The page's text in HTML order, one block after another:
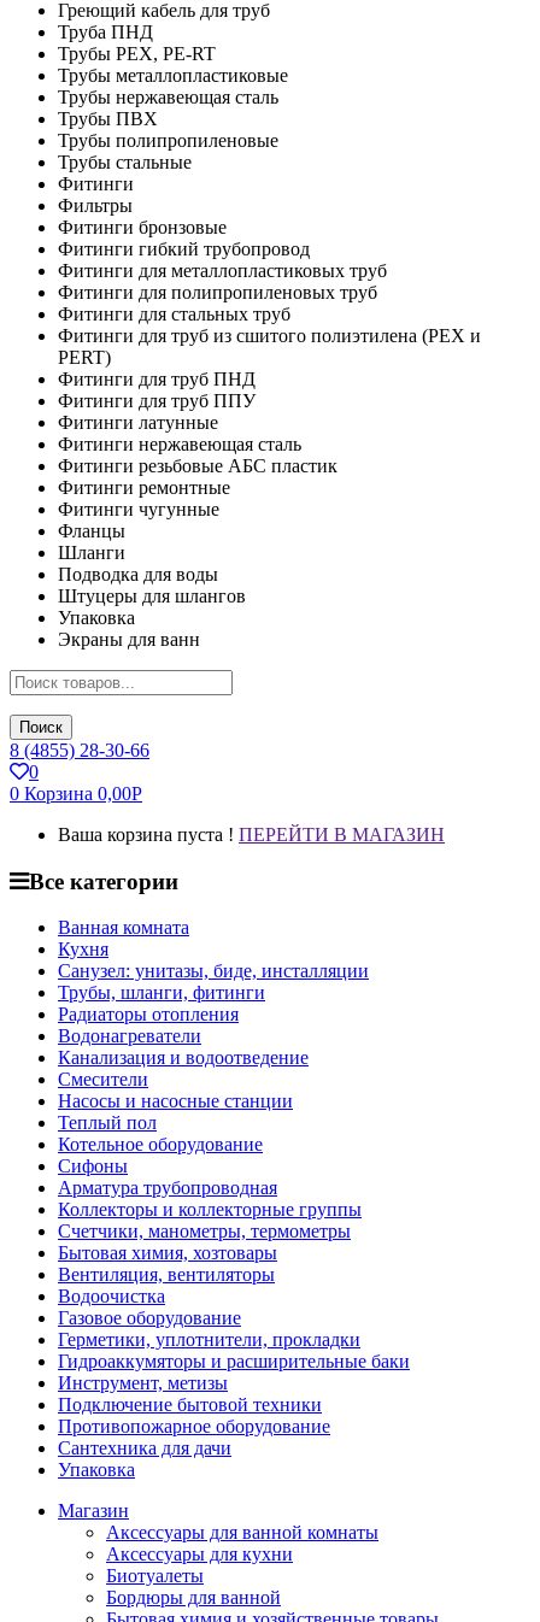
Греющий кабель для труб
Труба ПНД
Трубы PEX, PE-RT
Трубы металлопластиковые
Трубы нержавеющая сталь
Трубы ПВХ
Трубы полипропиленовые
Трубы стальные
Фитинги
Фильтры
Фитинги бронзовые
Фитинги гибкий трубопровод
Фитинги для металлопластиковых труб
Фитинги для полипропиленовых труб
Фитинги для стальных труб
Фитинги для труб из сшитого полиэтилена (PEX и
PERT)
Фитинги для труб ПНД
Фитинги для труб ППУ
Фитинги латунные
Фитинги нержавеющая сталь
Фитинги резьбовые АБС пластик
Фитинги ремонтные
Фитинги чугунные
Фланцы
Шланги
Подводка для воды
Штуцеры для шлангов
Упаковка
Экраны для ванн
Поиск
8 (4855) 28-30-66
0
0 Корзина 0,00Р
Ваша корзина пуста ! ПЕРЕЙТИ В МАГАЗИН
Все категории
Ванная комната
Кухня
Санузел: унитазы, биде, инсталляции
Трубы, шланги, фитинги
Радиаторы отопления
Водонагреватели
Канализация и водоотведение
Смесители
Насосы и насосные станции
Теплый пол
Котельное оборудование
Сифоны
Арматура трубопроводная
Коллекторы и коллекторные группы
Счетчики, манометры, термометры
Бытовая химия, хозтовары
Вентиляция, вентиляторы
Водоочистка
Газовое оборудование
Герметики, уплотнители, прокладки
Гидроаккумяторы и расширительные баки
Инструмент, метизы
Подключение бытовой техники
Противопожарное оборудование
Сантехника для дачи
Упаковка
Магазин
Аксессуары для ванной комнаты
Аксессуары для кухни
Биотуалеты
Бордюры для ванной